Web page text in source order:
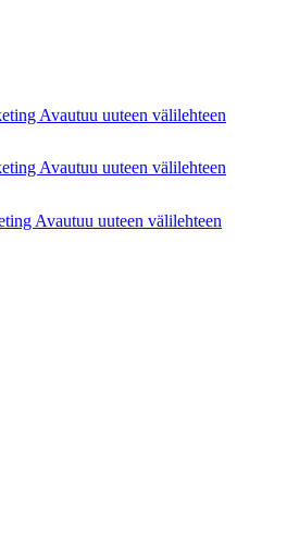
Avautuu uuteen välilehteen
Avautuu uuteen välilehteen
Avautuu uuteen välilehteen